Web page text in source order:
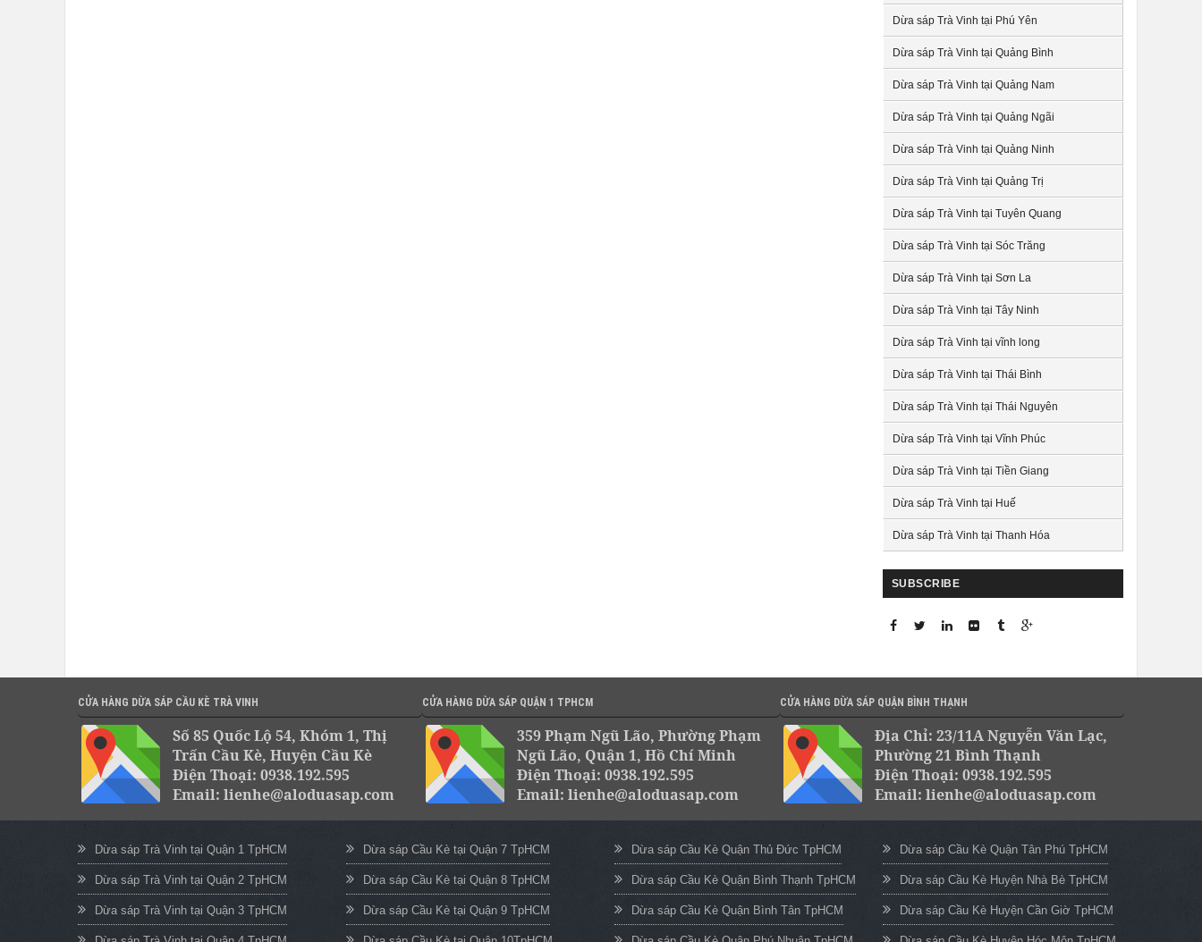
Dừa sáp Trà Vinh tại Phú Yên
Dừa sáp Trà Vinh tại Quảng Bình
Dừa sáp Trà Vinh tại Quảng Nam
Dừa sáp Trà Vinh tại Quảng Ngãi
Dừa sáp Trà Vinh tại Quảng Ninh
Dừa sáp Trà Vinh tại Quảng Trị
Dừa sáp Trà Vinh tại Tuyên Quang
Dừa sáp Trà Vinh tại Sóc Trăng
Dừa sáp Trà Vinh tại Sơn La
Dừa sáp Trà Vinh tại Tây Ninh
Dừa sáp Trà Vinh tại vĩnh long
Dừa sáp Trà Vinh tại Thái Bình
Dừa sáp Trà Vinh tại Thái Nguyên
Dừa sáp Trà Vinh tại Vĩnh Phúc
Dừa sáp Trà Vinh tại Tiền Giang
Dừa sáp Trà Vinh tại Huế
Dừa sáp Trà Vinh tại Thanh Hóa
SUBSCRIBE
CỬA HÀNG DỪA SÁP CẦU KÈ TRÀ VINH
Số 85 Quốc Lộ 54, Khóm 1, Thị
Trấn Cầu Kè, Huyện Cầu Kè
Điện Thoại: 0938.192.595
Email: lienhe@aloduasap.com
CỬA HÀNG DỪA SÁP QUẬN 1 TPHCM
359 Phạm Ngũ Lão, Phường Phạm
Ngũ Lão, Quận 1, Hồ Chí Minh
Điện Thoại: 0938.192.595
Email: lienhe@aloduasap.com
CỬA HÀNG DỪA SÁP QUẬN BÌNH THẠNH
Địa Chỉ: 23/11A Nguyễn Văn Lạc,
Phường 21 Bình Thạnh
Điện Thoại: 0938.192.595
Email: lienhe@aloduasap.com
Dừa sáp Trà Vinh tại Quận 1 TpHCM
Dừa sáp Trà Vinh tại Quận 2 TpHCM
Dừa sáp Trà Vinh tại Quận 3 TpHCM
Dừa sáp Cầu Kè tại Quận 7 TpHCM
Dừa sáp Cầu Kè tại Quận 8 TpHCM
Dừa sáp Cầu Kè tại Quận 9 TpHCM
Dừa sáp Cầu Kè Quận Thủ Đức TpHCM
Dừa sáp Cầu Kè Quận Bình Thạnh TpHCM
Dừa sáp Cầu Kè Quận Bình Tân TpHCM
Dừa sáp Cầu Kè Quận Tân Phú TpHCM
Dừa sáp Cầu Kè Huyện Nhà Bè TpHCM
Dừa sáp Cầu Kè Huyện Cần Giờ TpHCM